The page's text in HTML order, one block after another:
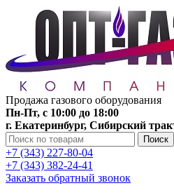
Продажа газового оборудования
Пн-Пт, с 10:00 до 18:00
г. Екатеринбург, Сибирский
Поиск
+7 (343) 227-80-04
+7 (343) 382-24-41
Заказать обратный звонок